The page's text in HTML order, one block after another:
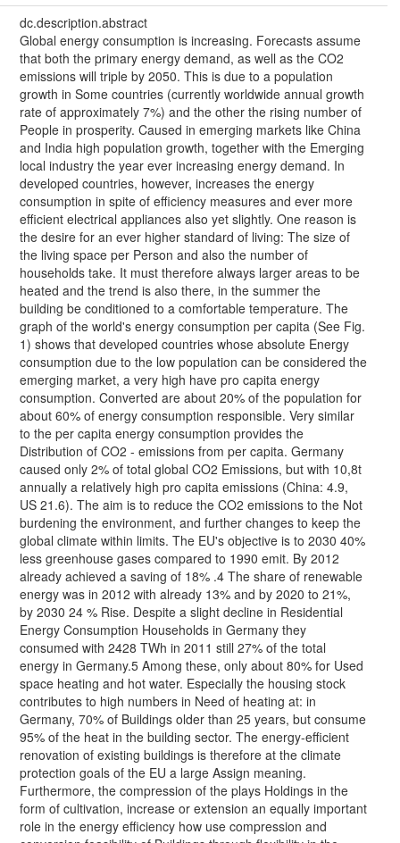
dc.description.abstract
Global energy consumption is increasing. Forecasts assume
that both the primary energy demand, as well as the CO2
emissions will triple by 2050. This is due to a population
growth in Some countries (currently worldwide annual growth
rate of approximately 7%) and the other the rising number of
People in prosperity. Caused in emerging markets like China
and India high population growth, together with the Emerging
local industry the year ever increasing energy demand. In
developed countries, however, increases the energy
consumption in spite of efficiency measures and ever more
efficient electrical appliances also yet slightly. One reason is
the desire for an ever higher standard of living: The size of
the living space per Person and also the number of
households take. It must therefore always larger areas to be
heated and the trend is also there, in the summer the
building be conditioned to a comfortable temperature. The
graph of the world's energy consumption per capita (See Fig.
1) shows that developed countries whose absolute Energy
consumption due to the low population can be considered the
emerging market, a very high have pro capita energy
consumption. Converted are about 20% of the population for
about 60% of energy consumption responsible. Very similar
to the per capita energy consumption provides the
Distribution of CO2 - emissions from per capita. Germany
caused only 2% of total global CO2 Emissions, but with 10,8t
annually a relatively high pro capita emissions (China: 4.9,
US 21.6). The aim is to reduce the CO2 emissions to the Not
burdening the environment, and further changes to keep the
global climate within limits. The EU's objective is to 2030 40%
less greenhouse gases compared to 1990 emit. By 2012
already achieved a saving of 18% .4 The share of renewable
energy was in 2012 with already 13% and by 2020 to 21%,
by 2030 24 % Rise. Despite a slight decline in Residential
Energy Consumption Households in Germany they
consumed with 2428 TWh in 2011 still 27% of the total
energy in Germany.5 Among these, only about 80% for Used
space heating and hot water. Especially the housing stock
contributes to high numbers in Need of heating at: in
Germany, 70% of Buildings older than 25 years, but consume
95% of the heat in the building sector. The energy-efficient
renovation of existing buildings is therefore at the climate
protection goals of the EU a large Assign meaning.
Furthermore, the compression of the plays Holdings in the
form of cultivation, increase or extension an equally important
role in the energy efficiency how use compression and